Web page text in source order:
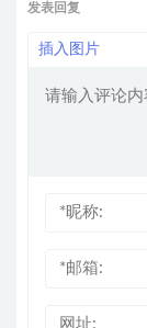
发表回复
插入图片